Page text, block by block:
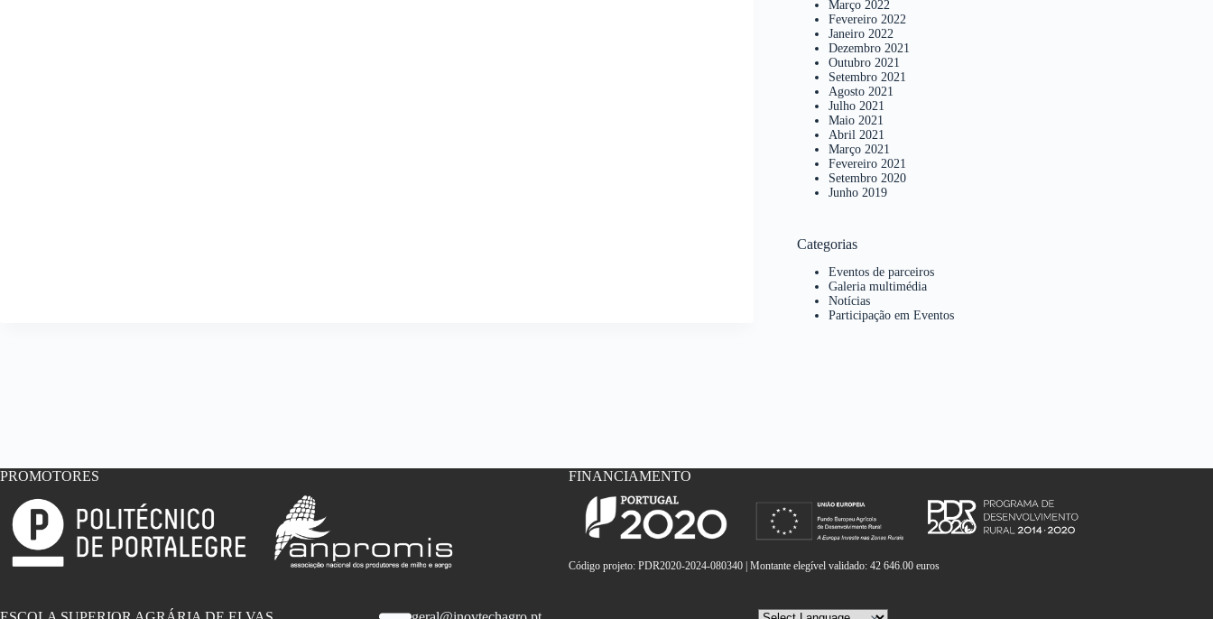
Março 2022
Fevereiro 2022
Janeiro 2022
Dezembro 2021
Outubro 2021
Setembro 2021
Agosto 2021
Julho 2021
Maio 2021
Abril 2021
Março 2021
Fevereiro 2021
Setembro 2020
Junho 2019
Categorias
Eventos de parceiros
Galeria multimédia
Notícias
Participação em Eventos
PROMOTORES FINANCIAMENTO
Código projeto: PDR2020-2024-080340 | Montante elegível validado: 42 646.00 euros